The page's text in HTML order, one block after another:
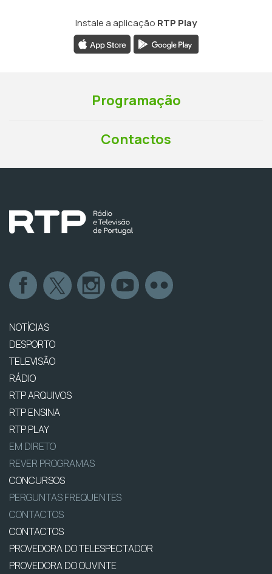
Instale a aplicação RTP Play
Programação
Contactos
NOTÍCIAS
DESPORTO
TELEVISÃO
RÁDIO
RTP ARQUIVOS
RTP ENSINA
RTP PLAY
EM DIRETO
REVER PROGRAMAS
CONCURSOS
PERGUNTAS FREQUENTES
CONTACTOS
CONTACTOS
PROVEDORA DO TELESPECTADOR
PROVEDORA DO OUVINTE